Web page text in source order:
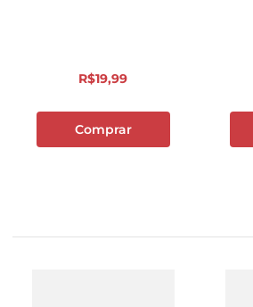
R$19,99
Comprar